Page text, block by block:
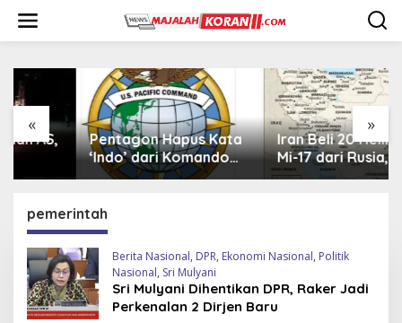
w
« »
Pentagon Hapus Kata
‘Indo’ dari Komando
Indo-Pasifik,
Iran Beli 20 Helikopter
Mi-17 dari Rusia,
Perkuat Armada Udara
pemerintah
Berita Nasional, DPR, Ekonomi Nasional, Politik
Nasional, Sri Mulyani
Sri Mulyani Dihentikan DPR, Raker Jadi
Perkenalan 2 Dirjen Baru